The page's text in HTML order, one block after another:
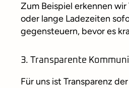
Zum Beispiel erkennen
oder lange Ladezeiten
gegensteuern, bevor es
3. Transparente
Für uns ist Transparenz